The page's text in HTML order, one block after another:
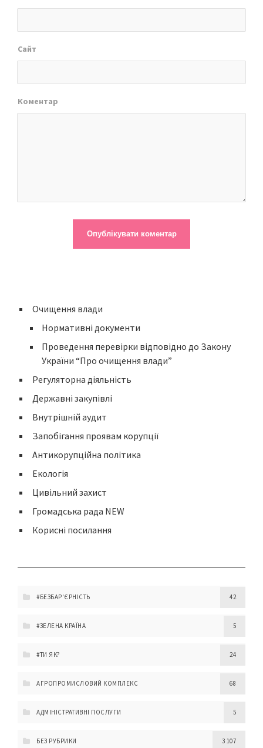
Сайт
Коментар
Очищення влади
Нормативні документи
Проведення перевірки відповідно до Закону
України “Про очищення влади”
Регуляторна діяльність
Державні закупівлі
Внутрішній аудит
Запобігання проявам корупції
Антикорупційна політика
Екологія
Цивільний захист
Громадська рада NEW
Корисні посилання
#БЕЗБАР'ЄРНІСТЬ 42
#ЗЕЛЕНА КРАЇНА 5
#ТИ ЯК? 24
АГРОПРОМИСЛОВИЙ КОМПЛЕКС 68
АДМІНІСТРАТИВНІ ПОСЛУГИ 5
БЕЗ РУБРИКИ 3 107